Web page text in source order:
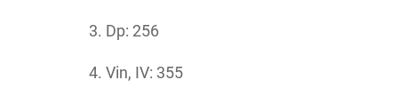
Dp: 256
Vin, IV: 355